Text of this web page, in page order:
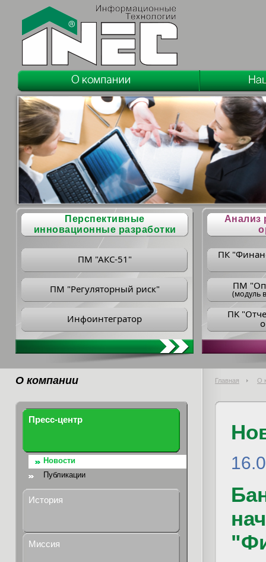
Перспективные
инновационные разработки
ПМ "АКС-51"
ПМ "Регуляторный риск"
Инфоинтегратор
Анализ
ПК
ПM
(модуль
ПK
О компании Главная О
Пресс-центр
Новости
Публикации
История
Миссия